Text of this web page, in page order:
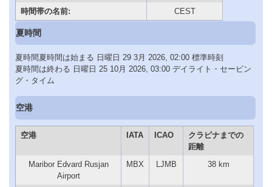
時間帯の名前:
CEST
夏時間
夏時間夏時間は始まる 日曜日 29 3月 2026, 02:00 標準時刻
夏時間は終わる 日曜日 25 10月 2026, 03:00 デイライト・セービン
グ・タイム
空港
空港 IATA ICAO
クラピナまでの
距離
Maribor Edvard Rusjan
Airport
MBX LJMB 38 km